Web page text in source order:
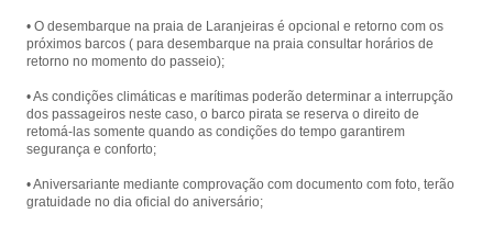
• O desembarque na praia de Laranjeiras é opcional e retorno com os
próximos barcos ( para desembarque na praia consultar horários de
retorno no momento do passeio);
• As condições climáticas e marítimas poderão determinar a interrupção
dos passageiros neste caso, o barco pirata se reserva o direito de
retomá-las somente quando as condições do tempo garantirem
segurança e conforto;
• Aniversariante mediante comprovação com documento com foto, terão
gratuidade no dia oficial do aniversário;